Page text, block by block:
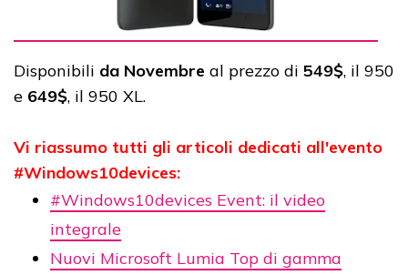
Disponibili da Novembre al prezzo di 549$, il 950
e 649$, il 950 XL.
Vi riassumo tutti gli articoli dedicati all'evento
#Windows10devices:
#Windows10devices Event: il video
integrale
Nuovi Microsoft Lumia Top di gamma